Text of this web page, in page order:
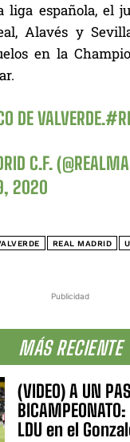
Publicidad
MÁS RECIENTE
(VIDEO) A UN
LDU en el
liga española, el
Alavés y
en la
DE VALVERDE.
C.F.
2020
REAL MADRID